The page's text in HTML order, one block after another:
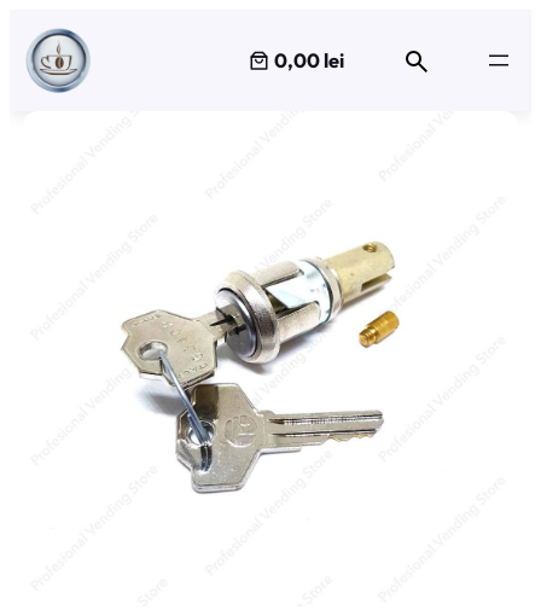
Sari
conținut
0,00 lei